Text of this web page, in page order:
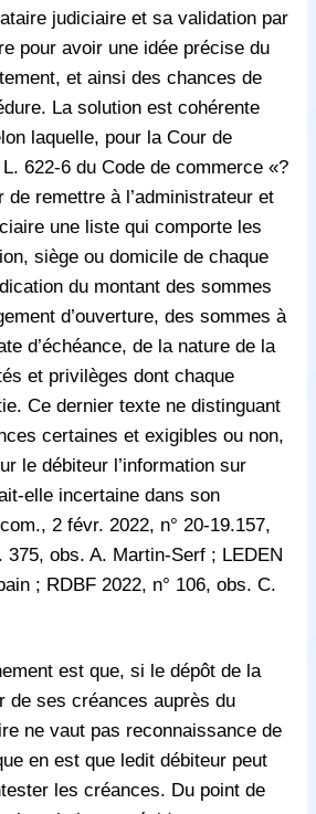
judiciaire et sa validation par
pour avoir une idée précise du
et ainsi des chances de
La solution est cohérente
laquelle, pour la Cour de
622-6 du Code de commerce «?
de remettre à l’administrateur et
une liste qui comporte les
siège ou domicile de chaque
du montant des sommes
d’ouverture, des sommes à
d’échéance, de la nature de la
et privilèges dont chaque
Ce dernier texte ne distinguant
certaines et exigibles ou non,
le débiteur l’information sur
elle incertaine dans son
2 févr. 2022, n° 20-19.157,
375, obs. A. Martin-Serf ; LEDEN
; RDBF 2022, n° 106, obs. C.
est que, si le dépôt de la
de ses créances auprès du
ne vaut pas reconnaissance de
en est que ledit débiteur peut
les créances. Du point de